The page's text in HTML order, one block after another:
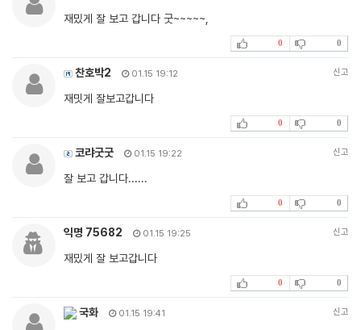
재밌게 잘 보고 갑니다 굿~~~~~,
0 0
찬호박2 01.15 19:12 신고
재밋게 잘보고갑니다
0 0
코랴굿굿 01.15 19:22 신고
잘 보고 갑니다......
0 0
익명 75682 01.15 19:25 신고
재밌게 잘 보고갑니다
0 0
국화 01.15 19:41 신고